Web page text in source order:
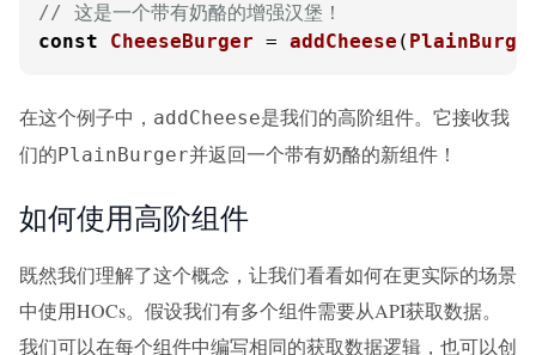
// 这是一个带有奶酪的增强汉堡！
const
CheeseBurger = addCheese (
在这个例子中， addCheese是我们的高阶组件。它接收我
们的PlainBurger并返回一个带有奶酪的新组件！
如何使用高阶组件
既然我们理解了这个概念，让我们看看如何在更实际的场景
中使用HOCs。假设我们有多个组件需要从API获取数据。
我们可以在每个组件中编写相同的获取数据逻辑，也可以创